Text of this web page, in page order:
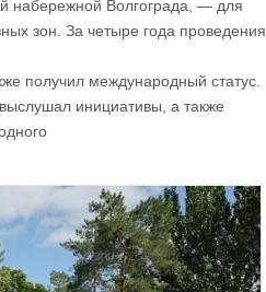
набережной Волгограда, — для
зон. За четыре года проведения
получил международный статус.
инициативы, а также